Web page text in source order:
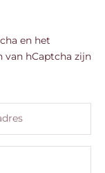
en het
van hCaptcha zijn